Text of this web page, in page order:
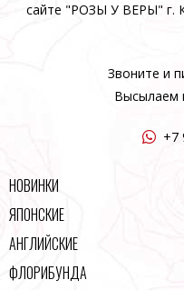
сайте "РОЗЫ У ВЕРЫ" г.
Звоните и
Высылаем
+7
НОВИНКИ
ЯПОНСКИЕ
АНГЛИЙСКИЕ
ФЛОРИБУНДА